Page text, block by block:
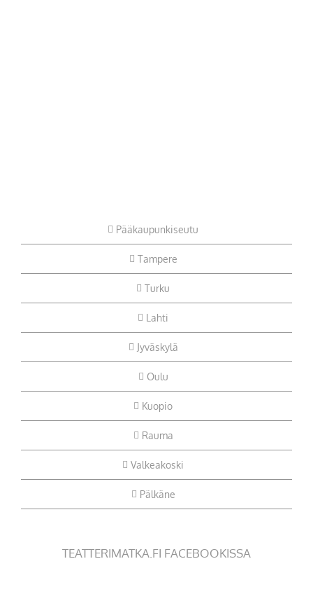
Pääkaupunkiseutu
Tampere
Turku
Lahti
Jyväskylä
Oulu
Kuopio
Rauma
Valkeakoski
Pälkäne
TEATTERIMATKA.FI FACEBOOKISSA